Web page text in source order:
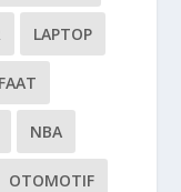
LAPTOP
NBA
OTOMOTIF